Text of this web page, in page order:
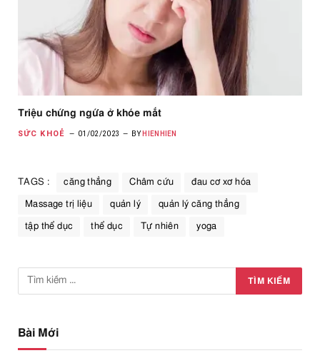
Triệu chứng ngứa ở khóe mắt
SỨC KHOẺ 01/02/2023 BY HIENHIEN
TAGS : căng thẳng Châm cứu đau cơ xơ hóa
Massage trị liệu quản lý quản lý căng thẳng
tập thể dục thể dục Tự nhiên yoga
Bài Mới